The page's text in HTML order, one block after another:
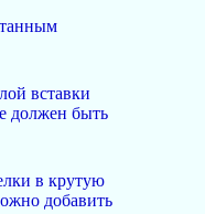
вставки
должен быть
в крутую
добавить